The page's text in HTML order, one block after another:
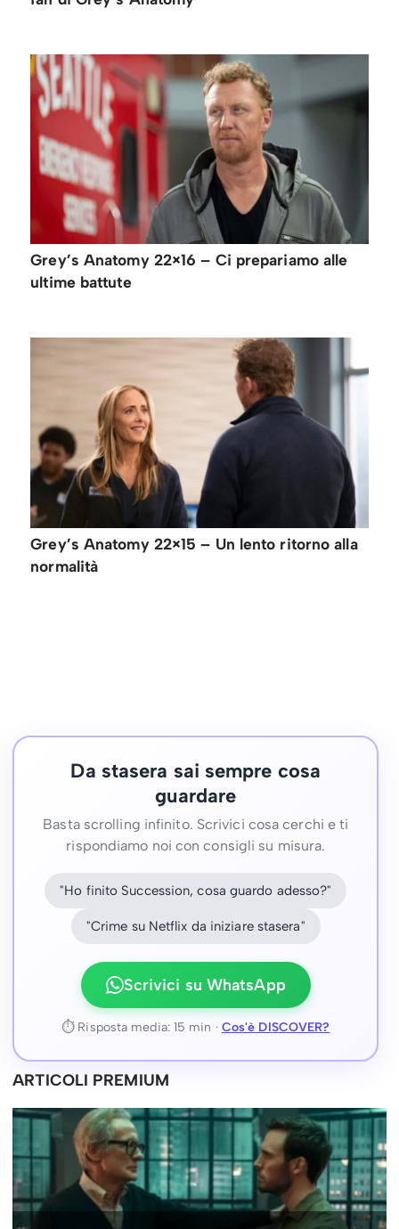
Grey’s Anatomy 22×16 – Ci prepariamo alle
ultime battute
Grey’s Anatomy 22×15 – Un lento ritorno alla
normalità
Da stasera sai sempre cosa
guardare
Basta scrolling infinito. Scrivici cosa cerchi e ti
rispondiamo noi con consigli su misura.
"Ho finito Succession, cosa guardo adesso?"
"Crime su Netflix da iniziare stasera"
Scrivici su WhatsApp
⏱ Risposta media: 15 min · Cos'è DISCOVER?
ARTICOLI PREMIUM